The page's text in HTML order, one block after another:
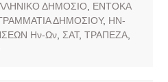
ΔΗΜΟΣΙΟ
ΕΝΤΟΚΑ
ΔΗΜΟΣΙΟΥ, ΗΝ-
Ην-Ων, ΣΑΤ, ΤΡΑΠΕΖΑ,